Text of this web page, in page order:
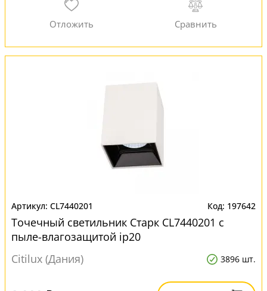
CL7440201 197642
Точечный светильник Старк CL7440201 с
пыле-влагозащитой ip20
Citilux (Дания)
3896 шт.